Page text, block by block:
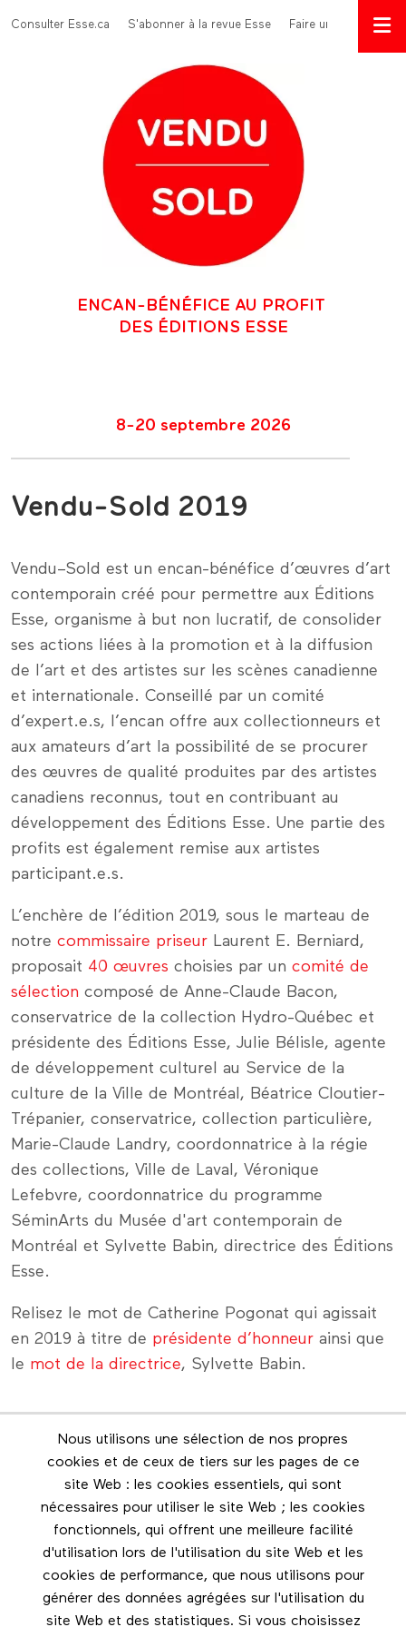
Menu Top
Consulter Esse.ca S'abonner à la revue Esse Faire un don
ENCAN-BÉNÉFICE AU PROFIT
DES ÉDITIONS ESSE
8-20 septembre 2026
Vendu-Sold 2019
Vendu–Sold est un encan-bénéfice d’œuvres d’art
contemporain créé pour permettre aux Éditions
Esse, organisme à but non lucratif, de consolider
ses actions liées à la promotion et à la diffusion
de l’art et des artistes sur les scènes canadienne
et internationale. Conseillé par un comité
d’expert.e.s, l’encan offre aux collectionneurs et
aux amateurs d’art la possibilité de se procurer
des œuvres de qualité produites par des artistes
canadiens reconnus, tout en contribuant au
développement des Éditions Esse. Une partie des
profits est également remise aux artistes
participant.e.s.
L’enchère de l’édition 2019, sous le marteau de
notre commissaire priseur Laurent E. Berniard,
proposait 40 œuvres choisies par un comité de
sélection composé de Anne-Claude Bacon,
conservatrice de la collection Hydro-Québec et
présidente des Éditions Esse, Julie Bélisle, agente
de développement culturel au Service de la
culture de la Ville de Montréal, Béatrice Cloutier-
Trépanier, conservatrice, collection particulière,
Marie-Claude Landry, coordonnatrice à la régie
des collections, Ville de Laval, Véronique
Lefebvre, coordonnatrice du programme
SéminArts du Musée d'art contemporain de
Montréal et Sylvette Babin, directrice des Éditions
Esse.
Relisez le mot de Catherine Pogonat qui agissait
en 2019 à titre de présidente d’honneur ainsi que
le mot de la directrice, Sylvette Babin.
Nous utilisons une sélection de nos propres
cookies et de ceux de tiers sur les pages de ce
site Web : les cookies essentiels, qui sont
nécessaires pour utiliser le site Web ; les cookies
fonctionnels, qui offrent une meilleure facilité
d'utilisation lors de l'utilisation du site Web et les
cookies de performance, que nous utilisons pour
générer des données agrégées sur l'utilisation du
site Web et des statistiques. Si vous choisissez
Infolettre
Restez en contact grâce à l'infolettre
Footer menu
Les éditions Esse
Instagram